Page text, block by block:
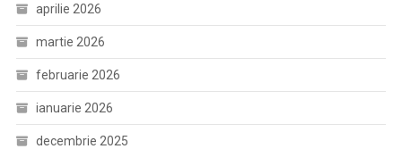
aprilie 2026
martie 2026
februarie 2026
ianuarie 2026
decembrie 2025